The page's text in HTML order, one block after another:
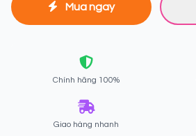
Mua ngay
Chính hãng 100%
Giao hàng nhanh